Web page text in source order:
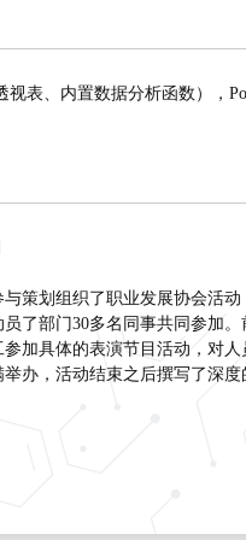
视表、内置数据分析函数），
策划组织了职业发展协会活
了部门30多名同事共同参加
加具体的表演节目活动，对
办，活动结束之后撰写了深度